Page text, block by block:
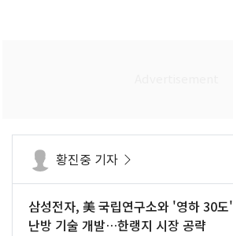
황진중 기자
삼성전자, 美 국립연구소와 '영하 30도'
난방 기술 개발…한랭지 시장 공략